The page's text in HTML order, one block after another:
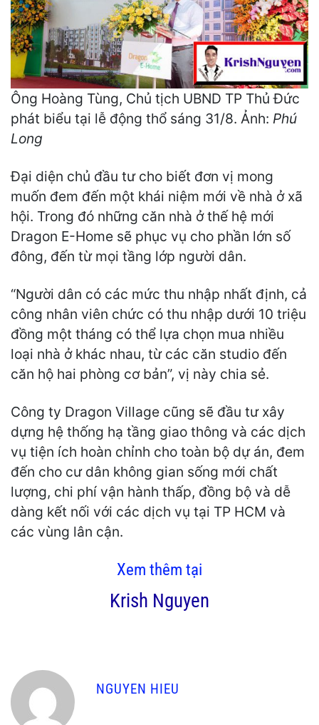
Ông Hoàng Tùng, Chủ tịch UBND TP Thủ Đức
phát biểu tại lễ động thổ sáng 31/8. Ảnh: Phú
Long
Đại diện chủ đầu tư cho biết đơn vị mong
muốn đem đến một khái niệm mới về nhà ở xã
hội. Trong đó những căn nhà ở thế hệ mới
Dragon E-Home sẽ phục vụ cho phần lớn số
đông, đến từ mọi tầng lớp người dân.
“Người dân có các mức thu nhập nhất định, cả
công nhân viên chức có thu nhập dưới 10 triệu
đồng một tháng có thể lựa chọn mua nhiều
loại nhà ở khác nhau, từ các căn studio đến
căn hộ hai phòng cơ bản”, vị này chia sẻ.
Công ty Dragon Village cũng sẽ đầu tư xây
dựng hệ thống hạ tầng giao thông và các dịch
vụ tiện ích hoàn chỉnh cho toàn bộ dự án, đem
đến cho cư dân không gian sống mới chất
lượng, chi phí vận hành thấp, đồng bộ và dễ
dàng kết nối với các dịch vụ tại TP HCM và
các vùng lân cận.
Xem thêm tại
Krish Nguyen
NGUYEN HIEU